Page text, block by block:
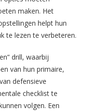
maken. Het
helpt hun
te lezen te verbeteren.
drill, waarbij
van hun primaire,
defensieve
checklist te
volgen. Een